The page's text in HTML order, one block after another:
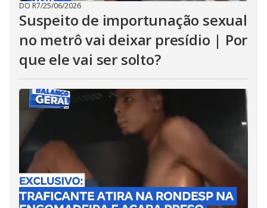
DO R7/25/06/2026
Suspeito de importunação sexual
no metrô vai deixar presídio | Por
que ele vai ser solto?